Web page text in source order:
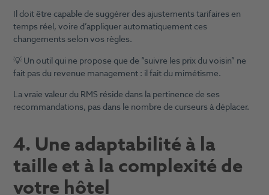
Il doit être capable de suggérer des ajustements tarifaires en
temps réel, voire d’appliquer automatiquement ces
changements selon vos règles.
💡 Un outil qui ne propose que de “suivre les prix du voisin” ne
fait pas du revenue management : il fait du mimétisme.
La vraie valeur du RMS réside dans la pertinence de ses
recommandations, pas dans le nombre de curseurs à déplacer.
4. Une adaptabilité à la
taille et à la complexité de
votre hôtel